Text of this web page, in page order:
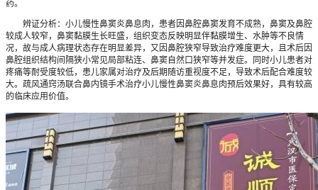
药。
辨证分析：小儿慢性鼻窦炎鼻息肉，患者因鼻腔鼻窦发育不成熟，鼻窦及鼻腔
较成人较窄，鼻窦黏膜生长旺盛，组织变态反映明显伴黏膜增生、水肿等不良情
况，故与成人病理状态存在明显差异，又因鼻腔狭窄导致治疗难度更大，且术后因
鼻腔组织结构间隔狭小常见局部粘连、鼻窦自然口狭窄等并发症。同时小儿患者对
疼痛等耐受度较低，患儿家属对治疗及后期随访重视度不足，导致术后配合难度较
大。疏风通窍汤联合鼻内镜手术治疗小儿慢性鼻窦炎鼻息肉预后效果好，具有较高
的临床应用价值。